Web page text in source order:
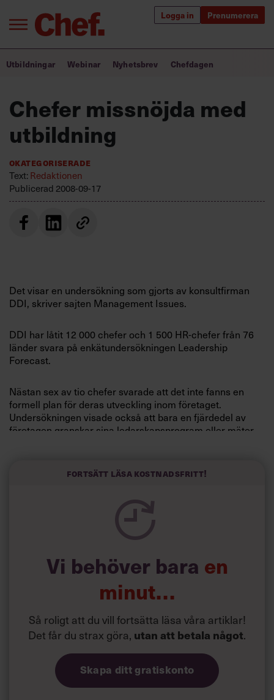
Logga in Prenumerera
Annonsera
Villkor och policy för
personuppgiftsbehandling
Sök
efter:
Bra ledare förändrar världen
Utbildning för ledare
Chefakademin+
Populära utbildningar
Utbildningar Webinar Nyhetsbrev Chefdagen
Chefer missnöjda med
utbildning
Okategoriserade
Text:Redaktionen
Publicerad 2008-09-17
Det visar en undersökning som gjorts av konsultfirman
DDI, skriver sajten Management Issues.
DDI har låtit 12 000 chefer och 1 500 HR-chefer från 76
länder svara på enkätundersökningen Leadership
Forecast.
Nästan sex av tio chefer svarade att det inte fanns en
formell plan för deras utveckling inom företaget.
Undersökningen visade också att bara en fjärdedel av
företagen granskar sina ledarskapsprogram eller mäter
»Gott ledarskap kommer inte av en slump, organisationer
investeringar i utvecklingsprogram om de vill ha bättre
resultat än vad de ser nu«, säger Rich Wellins, vice vd på
DDI, till Management Issues.
Fortsätt läsa kostnadsfritt!
Vi behöver bara en
minut…
Så roligt att du vill fortsätta läsa våra artiklar!
Det får du strax göra, utan att betala något.
Skapa ditt gratiskonto